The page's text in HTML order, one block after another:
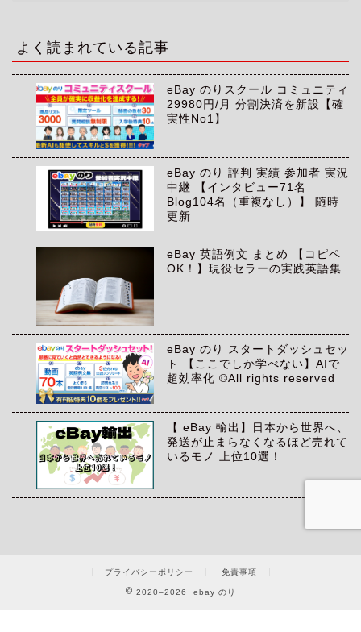
ブ
よく読まれている記事
eBay のりスクール コミュニティ
29980円/月 分割決済を新設【確
実性No1】
eBay のり 評判 実績 参加者 実況
中継 【インタビュー71名
Blog104名（重複なし）】 随時
更新
eBay 英語例文 まとめ 【コピペ
OK！】現役セラーの実践英語集
eBay のり スタートダッシュセッ
ト 【ここでしか学べない】AIで
超効率化 ©All rights reserved
【 eBay 輸出】日本から世界へ、
発送が止まらなくなるほど売れて
いるモノ 上位10選！
プライバシーポリシー 免責事項
2020–2026 ebay のり